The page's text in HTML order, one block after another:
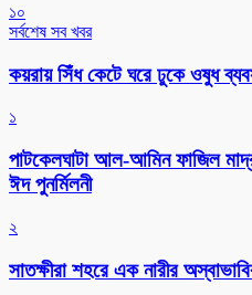
১০
সর্বশেষ সব খবর
কয়রায় সিঁধ কেটে ঘরে ঢুকে ওষুধ
১
পাটকেলঘাটা আল-আমিন ফাজিল
ঈদ পুনর্মিলনী
২
সাতক্ষীরা শহরে এক নারীর